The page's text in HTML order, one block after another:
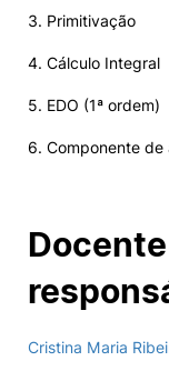
Alumni
Magazine
3. Primitivação
4. Cálculo Integral
5. EDO (1ª ordem)
6. Componente de
Cristina Maria